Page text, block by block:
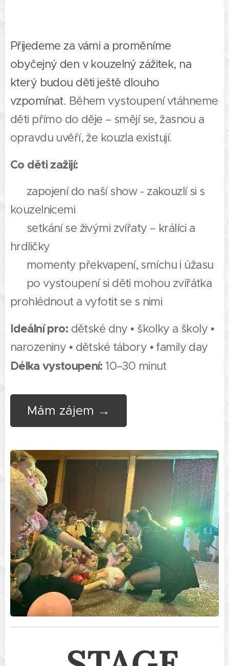
Přijedeme za vámi a proměníme
obyčejný den v kouzelný zážitek, na
který budou děti ještě dlouho
vzpomínat. Během vystoupení vtáhneme
děti přímo do děje – smějí se, žasnou a
opravdu uvěří, že kouzla existují.
Co děti zažijí:
✅ zapojení do naší show - zakouzlí si s
kouzelnicemi
✅ setkání se živými zvířaty – králíci a
hrdličky
✅ momenty překvapení, smíchu i úžasu
✅ po vystoupení si děti mohou zvířátka
prohlédnout a vyfotit se s nimi
Ideální pro: dětské dny • školky a školy •
narozeniny • dětské tábory • family day
Délka vystoupení: 10–30 minut
Mám zájem →